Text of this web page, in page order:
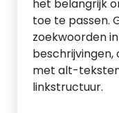
het belangrijk
toe te passen.
zoekwoorden
met alt-
linkstructuur.